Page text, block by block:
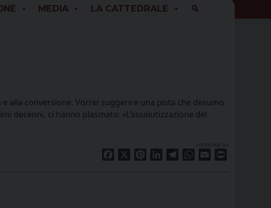
MEDIA LA CATTEDRALE
alla conversione. Vorrei suggerire una pista che desumo
decenni, ci hanno plasmato: «L’assolutizzazione del
condividi su
Facebook PinterestLinkedInTelegramWhatsApp
Email